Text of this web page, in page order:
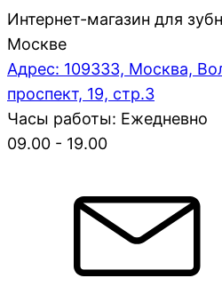
Интернет-магазин для
Москве
Адрес: 109333, Москва,
проспект, 19, стр.3
Часы работы: Ежедневно
09.00 - 19.00